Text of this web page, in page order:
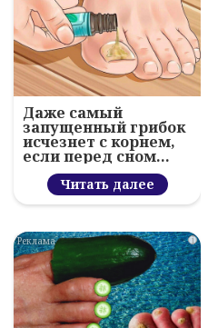
Даже самый
запущенный грибок
исчезнет с корнем,
если перед сном…
Читать далее
i